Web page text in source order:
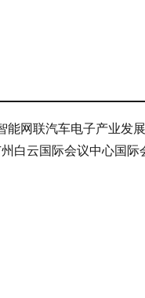
能网联汽车电子产业发
白云国际会议中心国际